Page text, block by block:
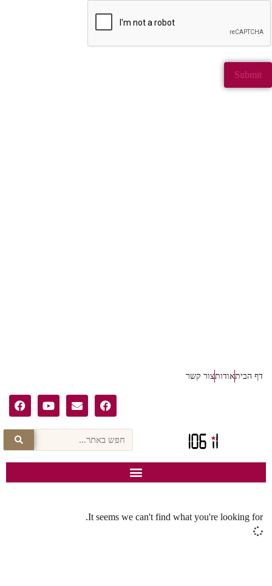
דף הביתאודותצור קשר
It seems we can't find what you're looking for.